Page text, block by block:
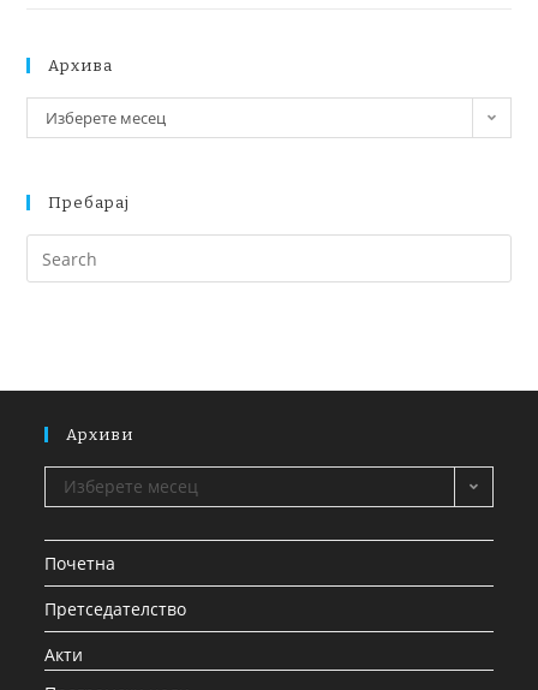
Архива
Изберете месец
Пребарај
Архиви
Изберете месец
Почетна
Претседателство
Акти